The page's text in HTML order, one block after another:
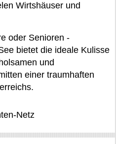
Wirtshäuser und
oder Senioren -
bietet die ideale Kulisse
und
einer traumhaften
Netz